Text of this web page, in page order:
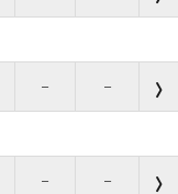
– –
– –